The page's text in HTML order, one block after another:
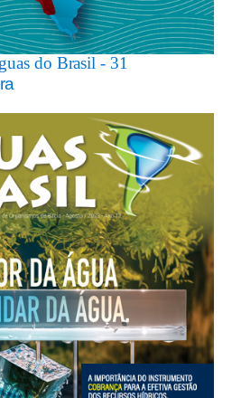
do Brasil - 31